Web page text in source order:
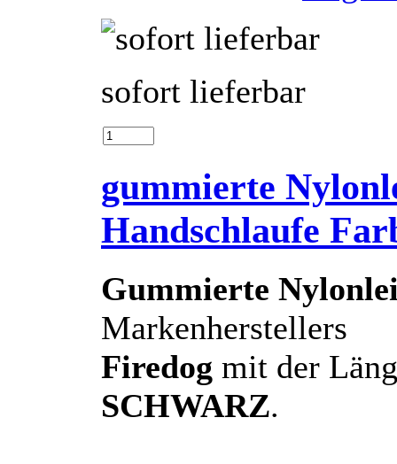
sofort lieferbar
gummierte
Handschlaufe
Gummierte
Markenherstellers
Firedog mit der
SCHWARZ.